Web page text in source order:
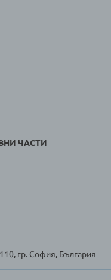
ЧАСТИ
гр. София, България